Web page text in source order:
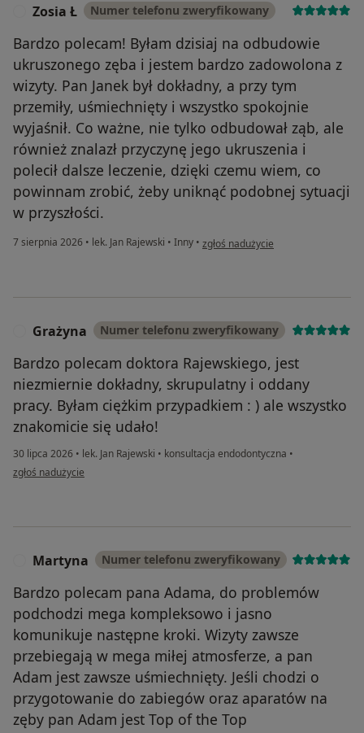
Zosia Ł Numer telefonu zweryfikowany
Bardzo polecam! Byłam dzisiaj na odbudowie
ukruszonego zęba i jestem bardzo zadowolona z
wizyty. Pan Janek był dokładny, a przy tym
przemiły, uśmiechnięty i wszystko spokojnie
wyjaśnił. Co ważne, nie tylko odbudował ząb, ale
również znalazł przyczynę jego ukruszenia i
polecił dalsze leczenie, dzięki czemu wiem, co
powinnam zrobić, żeby uniknąć podobnej sytuacji
w przyszłości.
7 sierpnia 2026 • lek. Jan Rajewski • Inny • w opinii użytkownika Zosia Ł
zgłoś nadużycie
Grażyna Numer telefonu zweryfikowany
Bardzo polecam doktora Rajewskiego, jest
niezmiernie dokładny, skrupulatny i oddany
pracy. Byłam ciężkim przypadkiem : ) ale wszystko
znakomicie się udało!
30 lipca 2026 • lek. Jan Rajewski • konsultacja endodontyczna •
w opinii użytkownika Grażyna
zgłoś nadużycie
Martyna Numer telefonu zweryfikowany
Bardzo polecam pana Adama, do problemów
podchodzi mega kompleksowo i jasno
komunikuje następne kroki. Wizyty zawsze
przebiegają w mega miłej atmosferze, a pan
Adam jest zawsze uśmiechnięty. Jeśli chodzi o
przygotowanie do zabiegów oraz aparatów na
zęby pan Adam jest Top of the Top